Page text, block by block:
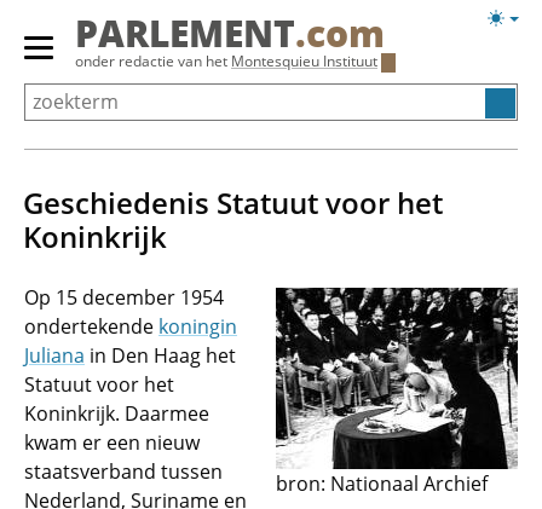
Overslaan
Primair
menu
tonen/verbergen
PARLEMENT.com
onder redactie van het Montesquieu Instituut
Geschiedenis Statuut voor het
Koninkrijk
bron: Nationaal Archief
Op 15 december 1954
ondertekende koningin
Juliana in Den Haag het
Statuut voor het
Koninkrijk. Daarmee
kwam er een nieuw
staatsverband tussen
Nederland, Suriname en